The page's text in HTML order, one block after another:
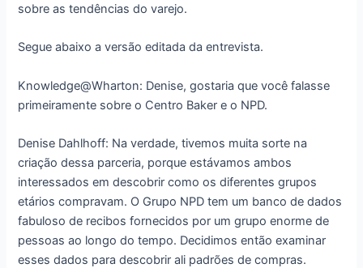
sobre as tendências do varejo.
Segue abaixo a versão editada da entrevista.
Knowledge@Wharton: Denise, gostaria que você falasse
primeiramente sobre o Centro Baker e o NPD.
Denise Dahlhoff: Na verdade, tivemos muita sorte na
criação dessa parceria, porque estávamos ambos
interessados em descobrir como os diferentes grupos
etários compravam. O Grupo NPD tem um banco de dados
fabuloso de recibos fornecidos por um grupo enorme de
pessoas ao longo do tempo. Decidimos então examinar
esses dados para descobrir ali padrões de compras.